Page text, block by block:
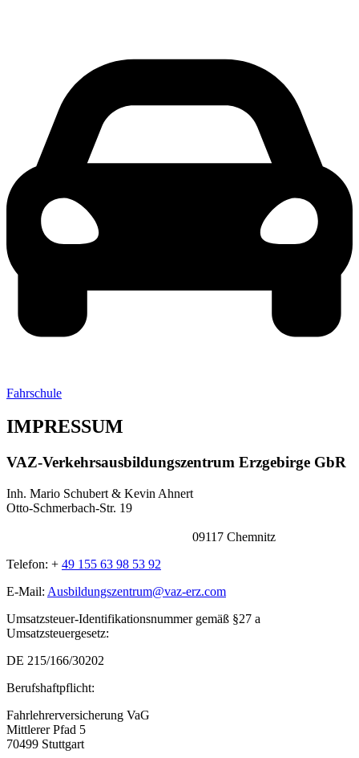
Fahrschule
IMPRESSUM
VAZ-Verkehrsausbildungszentrum Erzgebirge GbR
Inh. Mario Schubert & Kevin Ahnert
Otto-Schmerbach-Str. 19
09117 Chemnitz
Telefon: + 49 155 63 98 53 92
E-Mail: Ausbildungszentrum@vaz-erz.com
Umsatzsteuer-Identifikationsnummer gemäß §27 a
Umsatzsteuergesetz:
DE 215/166/30202
Berufshaftpflicht:
Fahrlehrerversicherung VaG
Mittlerer Pfad 5
70499 Stuttgart